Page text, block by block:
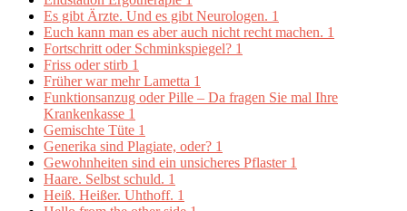
Es gibt Ärzte. Und es gibt Neurologen. 1
Euch kann man es aber auch nicht recht machen. 1
Fortschritt oder Schminkspiegel? 1
Friss oder stirb 1
Früher war mehr Lametta 1
Funktionsanzug oder Pille – Da fragen Sie mal Ihre
Krankenkasse 1
Gemischte Tüte 1
Generika sind Plagiate, oder? 1
Gewohnheiten sind ein unsicheres Pflaster 1
Haare. Selbst schuld. 1
Heiß. Heißer. Uhthoff. 1